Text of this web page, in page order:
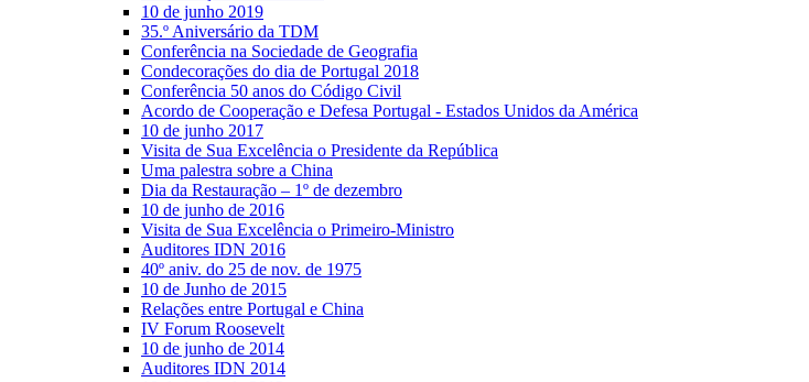
10 de junho 2019
35.º Aniversário da TDM
Conferência na Sociedade de Geografia
Condecorações do dia de Portugal 2018
Conferência 50 anos do Código Civil
Acordo de Cooperação e Defesa Portugal - Estados Unidos da América
10 de junho 2017
Visita de Sua Excelência o Presidente da República
Uma palestra sobre a China
Dia da Restauração – 1º de dezembro
10 de junho de 2016
Visita de Sua Excelência o Primeiro-Ministro
Auditores IDN 2016
40º aniv. do 25 de nov. de 1975
10 de Junho de 2015
Relações entre Portugal e China
IV Forum Roosevelt
10 de junho de 2014
Auditores IDN 2014